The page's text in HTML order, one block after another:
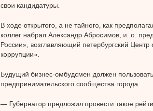
свои кандидатуры.
В ходе открытого, а не тайного, как
коллег набрал Александр Абросимов, и. о.
России», возглавляющий петербургский
коррупции».
Будущий бизнес-омбудсмен должен
предпринимательского сообщества города.
— Губернатор предложил провести такое